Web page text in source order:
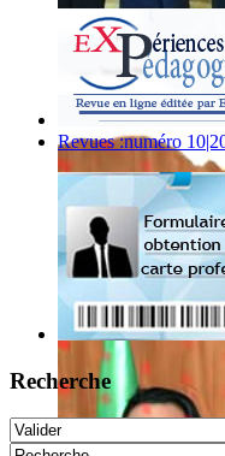
Revues :numéro
Recherche